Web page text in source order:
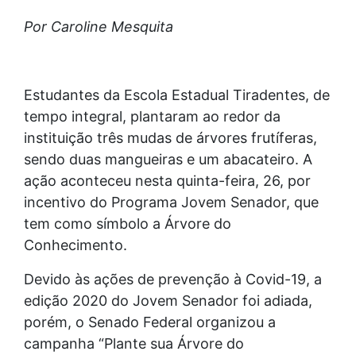
Por Caroline Mesquita
Estudantes da Escola Estadual Tiradentes, de
tempo integral, plantaram ao redor da
instituição três mudas de árvores frutíferas,
sendo duas mangueiras e um abacateiro. A
ação aconteceu nesta quinta-feira, 26, por
incentivo do Programa Jovem Senador, que
tem como símbolo a Árvore do
Conhecimento.
Devido às ações de prevenção à Covid-19, a
edição 2020 do Jovem Senador foi adiada,
porém, o Senado Federal organizou a
campanha “Plante sua Árvore do